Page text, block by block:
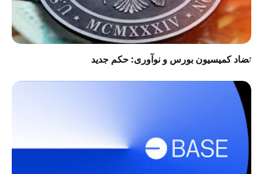
تضاد کمیسیون بورس و نوآوری: حکم جدید